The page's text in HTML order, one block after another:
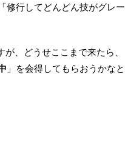
修行してどんどん技がグレー
、どうせここまで来たら、
」を会得してもらおうかなと